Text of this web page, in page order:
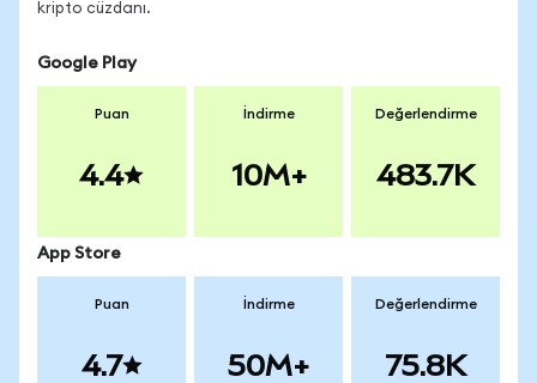
kripto cüzdanı.
Google Play
Puan
4.4
İndirme
10M+
Değerlendirme
483.7K
App Store
Puan
4.7
İndirme
50M+
Değerlendirme
75.8K